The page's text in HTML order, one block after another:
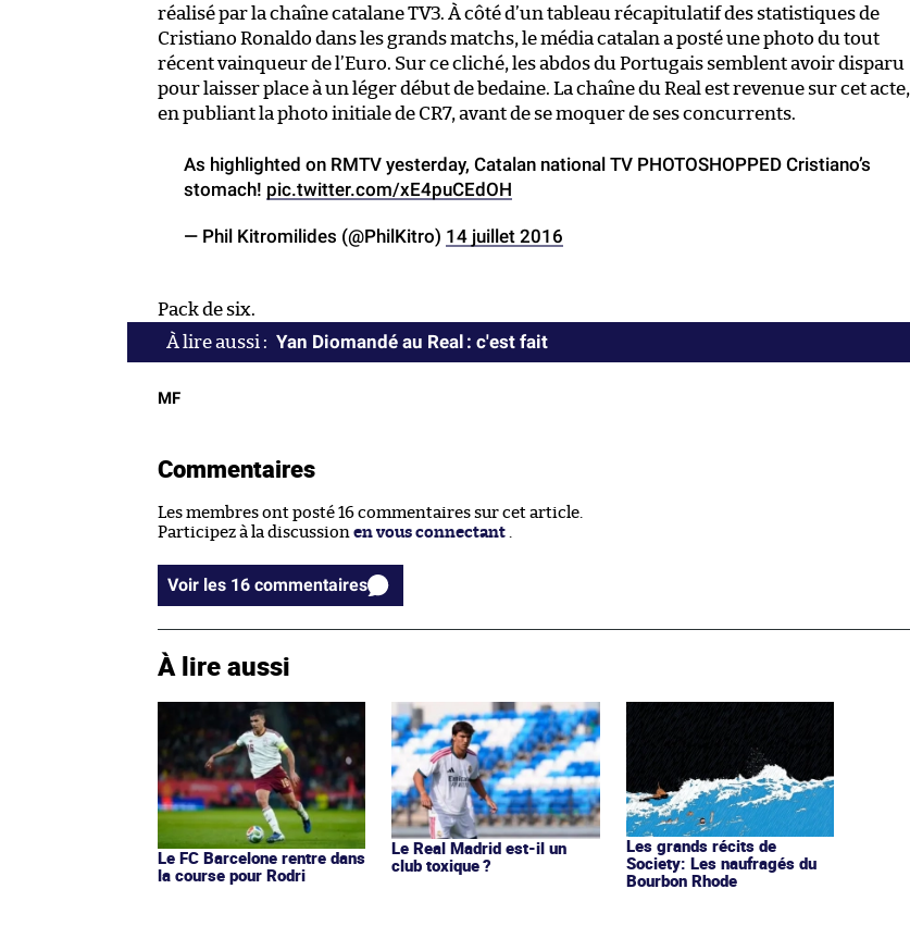
réalisé par la chaîne catalane TV3. À côté d’un tableau récapitulatif des statistiques de
Cristiano Ronaldo dans les grands matchs, le média catalan a posté une photo du tout
récent vainqueur de l’Euro. Sur ce cliché, les abdos du Portugais semblent avoir disparu
pour laisser place à un léger début de bedaine. La chaîne du Real est revenue sur cet acte,
en publiant la photo initiale de CR7, avant de se moquer de ses concurrents.
As highlighted on RMTV yesterday, Catalan national TV PHOTOSHOPPED Cristiano’s
stomach! pic.twitter.com/xE4puCEdOH
— Phil Kitromilides (@PhilKitro) 14 juillet 2016
Pack de six.
Yan Diomandé au Real : c'est fait
MF
Commentaires
Les membres ont posté 16 commentaires sur cet article.
Participez à la discussion en vous connectant
Voir les 16 commentaires
À lire aussi
Le FC Barcelone rentre dans
la course pour Rodri
Le Real Madrid est-il un
club toxique ?
Les grands récits de
Society: Les naufragés du
Bourbon Rhode